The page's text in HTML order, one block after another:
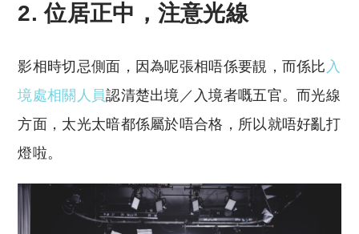
2. 位居正中，注意光線
影相時切忌側面，因為呢張相唔係要靚，而係比 入
境處相關人員認清楚出境／入境者嘅五官。而光線
方面，太光太暗都係屬於唔合格，所以就唔好亂打
燈啦。